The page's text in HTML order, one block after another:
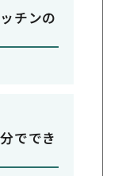
チンの
ででき